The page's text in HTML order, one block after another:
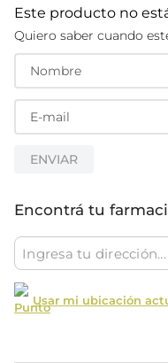
Este producto no
Quiero saber cuando
ENVIAR
Encontrá tu
Usar mi ubicación